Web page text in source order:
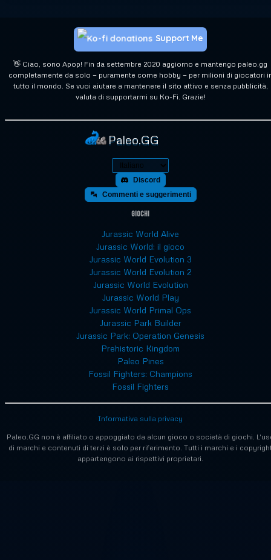
👋 Ciao, sono Apop! Fin da settembre 2020 aggiorno e mantengo paleo.gg
completamente da solo — puramente come hobby — per milioni di giocatori
tutto il mondo. Se vuoi aiutare a mantenere il sito attivo e senza pubblicità,
valuta di supportarmi su Ko-Fi. Grazie!
Support Me
Paleo.GG
Discord
Commenti e suggerimenti
Giochi
Jurassic World Alive
Jurassic World: il gioco
Jurassic World Evolution 3
Jurassic World Evolution 2
Jurassic World Evolution
Jurassic World Play
Jurassic World Primal Ops
Jurassic Park Builder
Jurassic Park: Operation Genesis
Prehistoric Kingdom
Paleo Pines
Fossil Fighters: Champions
Fossil Fighters
Paleo.GG non è affiliato o appoggiato da alcun gioco o società di giochi.
di marchi e contenuti di terzi è solo per riferimento. Tutti i marchi e i
appartengono ai rispettivi proprietari.
Informativa sulla privacy